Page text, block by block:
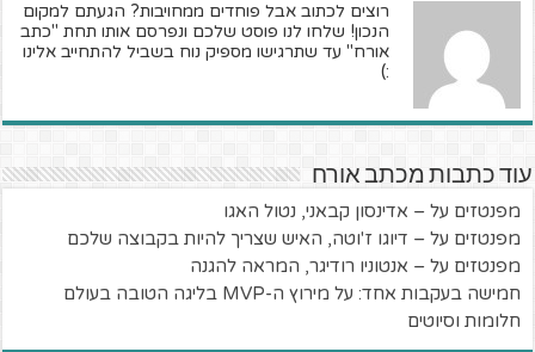
רוצים לכתוב אבל פוחדים ממחויבות? הגעתם למקום
הנכון! שלחו לנו פוסט שלכם ונפרסם אותו תחת "כתב
אורח" עד שתרגישו מספיק נוח בשביל להתחייב אלינו
:)
עוד כתבות מכתב אורח
מפנטזים על – אדינסון קבאני, נטול האגו
מפנטזים על – דיוגו ז'וטה, האיש שצריך להיות בקבוצה שלכם
מפנטזים על – אנטוניו רודיגר, המראה להגנה
חמישה בעקבות אחד: על מירוץ ה-MVP בליגה הטובה בעולם
חלומות וסיוטים